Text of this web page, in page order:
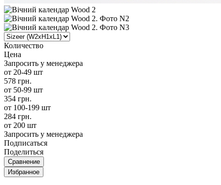
Количество
Цена
Запросить у менеджера
от 20-49 шт
578 грн.
от 50-99 шт
354 грн.
от 100-199 шт
284 грн.
от 200 шт
Запросить у менеджера
Подписаться
Поделиться
Сравнение
Избранное